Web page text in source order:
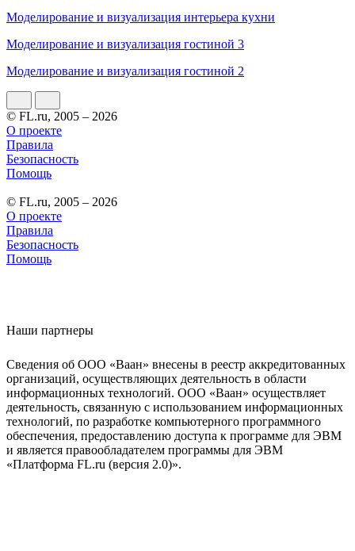
Моделирование и визуализация интерьера кухни
Моделирование и визуализация гостиной 3
Моделирование и визуализация гостиной 2
© FL.ru, 2005 – 2026
О проекте
Правила
Безопасность
Помощь
© FL.ru, 2005 – 2026
О проекте
Правила
Безопасность
Помощь
Наши партнеры
Сведения об ООО «Ваан» внесены в реестр аккредитованных
организаций, осуществляющих деятельность в области
информационных технологий. ООО «Ваан» осуществляет
деятельность, связанную с использованием информационных
технологий, по разработке компьютерного программного
обеспечения, предоставлению доступа к программе для ЭВМ
и является правообладателем программы для ЭВМ
«Платформа FL.ru (версия 2.0)».